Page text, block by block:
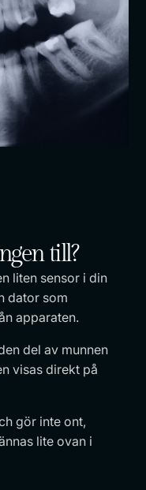
till?
liten sensor i din
dator som
apparaten.
del av munnen
visas direkt på
gör inte ont,
lite ovan i